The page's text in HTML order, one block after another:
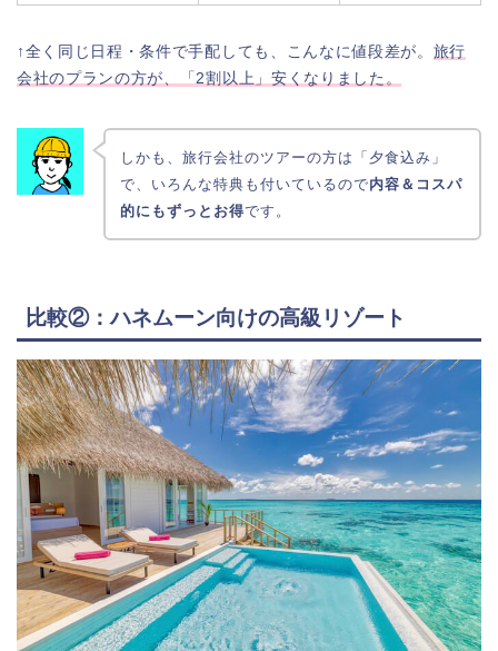
↑全く同じ日程・条件で手配しても、こんなに値段差が。 旅行
会社のプランの方が、「2割以上」安くなりました。
しかも、旅行会社のツアーの方は「夕食込み」
で、いろんな特典も付いているので内容＆コスパ
的にもずっとお得です。
比較②：ハネムーン向けの高級リゾート